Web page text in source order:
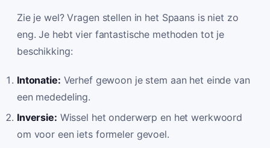
Zie je wel? Vragen stellen in het Spaans is niet zo
eng. Je hebt vier fantastische methoden tot je
beschikking:
Intonatie: Verhef gewoon je stem aan het einde van
een mededeling.
Inversie: Wissel het onderwerp en het werkwoord
om voor een iets formeler gevoel.